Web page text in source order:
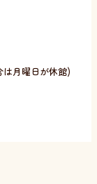
月曜日が休館)